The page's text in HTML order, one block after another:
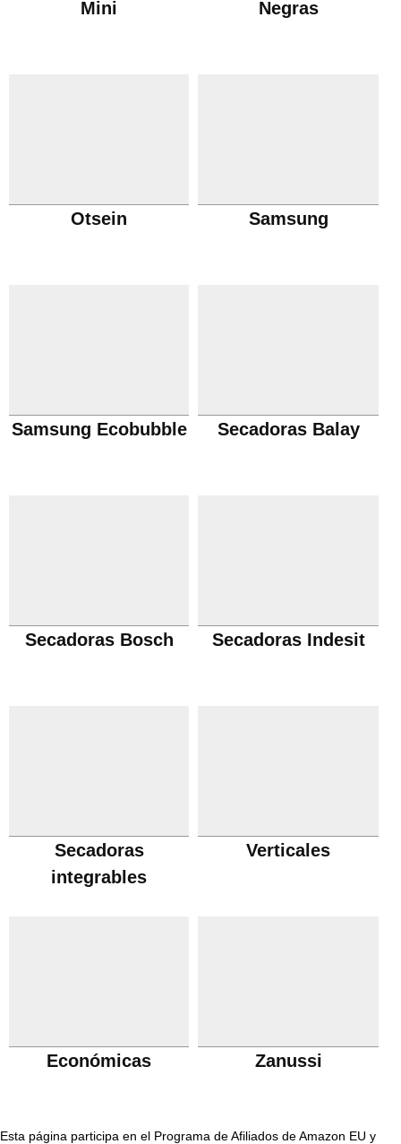
Mini Negras
Otsein Samsung
Samsung Ecobubble Secadoras Balay
Secadoras Bosch Secadoras Indesit
Secadoras
integrables
Verticales
Económicas Zanussi
Esta página participa en el Programa de Afiliados de Amazon EU y